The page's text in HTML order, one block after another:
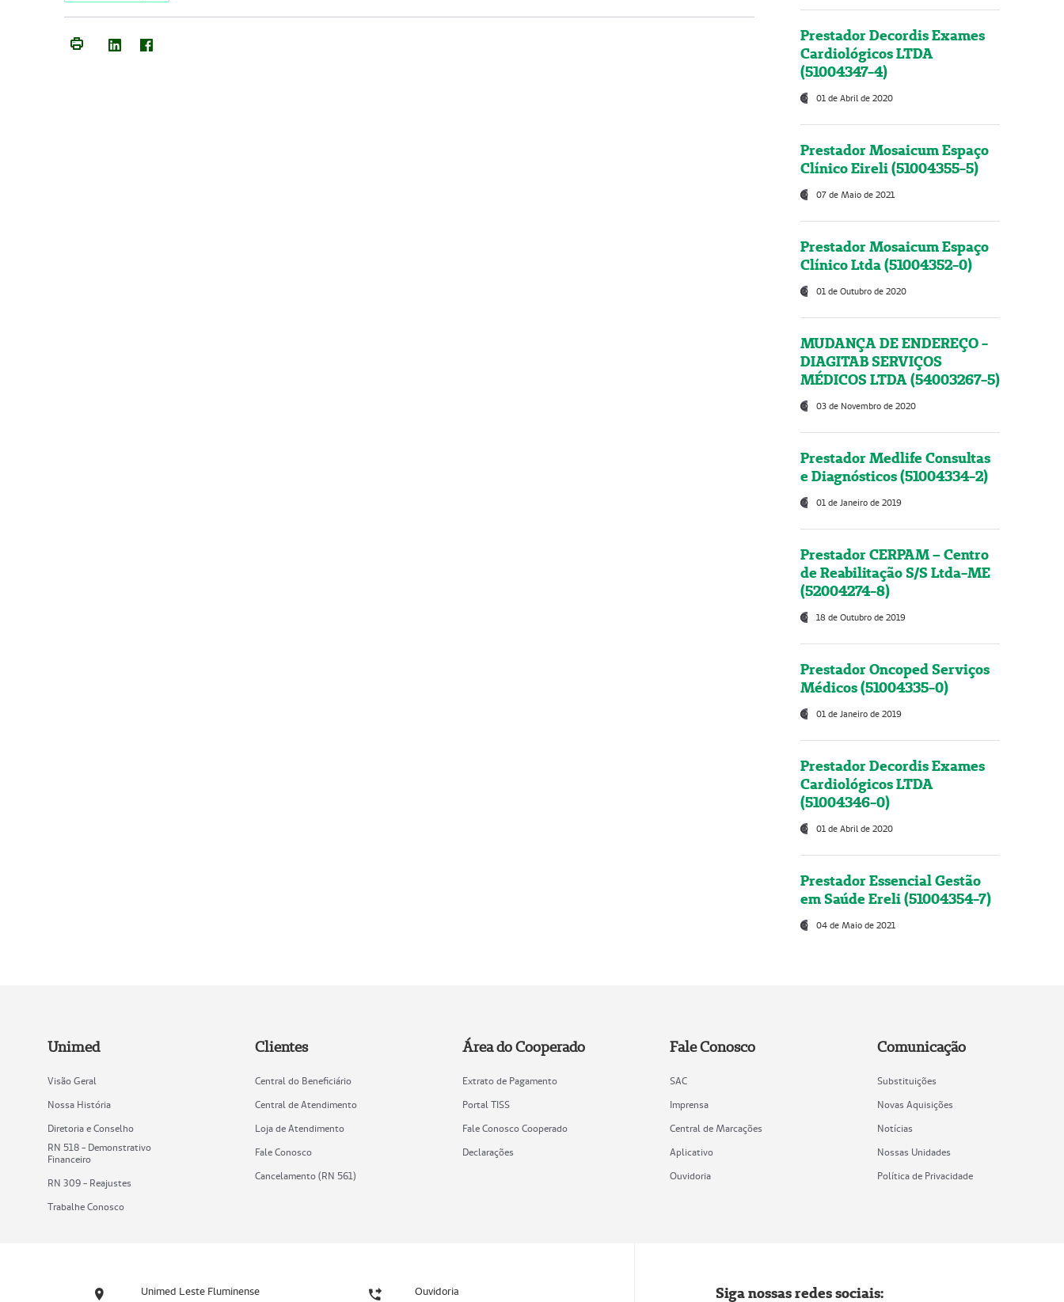
Prestador Decordis Exames
Cardiológicos LTDA
(51004347-4)
01 de Abril de 2020
Prestador Mosaicum Espaço
Clínico Eireli (51004355-5)
07 de Maio de 2021
Prestador Mosaicum Espaço
Clínico Ltda (51004352-0)
01 de Outubro de 2020
MUDANÇA DE ENDEREÇO -
DIAGITAB SERVIÇOS
MÉDICOS LTDA (54003267-5)
03 de Novembro de 2020
Prestador Medlife Consultas
e Diagnósticos (51004334-2)
01 de Janeiro de 2019
Prestador CERPAM – Centro
de Reabilitação S/S Ltda-ME
(52004274-8)
18 de Outubro de 2019
Prestador Oncoped Serviços
Médicos (51004335-0)
01 de Janeiro de 2019
Prestador Decordis Exames
Cardiológicos LTDA
(51004346-0)
01 de Abril de 2020
Prestador Essencial Gestão
em Saúde Ereli (51004354-7)
04 de Maio de 2021
Unimed
Visão Geral
Nossa História
Diretoria e Conselho
RN 518 - Demonstrativo
Financeiro
RN 309 - Reajustes
Trabalhe Conosco
Clientes
Central do Beneficiário
Central de Atendimento
Loja de Atendimento
Fale Conosco
Cancelamento (RN 561)
Área do Cooperado
Extrato de Pagamento
Portal TISS
Fale Conosco Cooperado
Declarações
Fale Conosco
SAC
Imprensa
Central de Marcações
Aplicativo
Ouvidoria
Comunicação
Substituições
Novas Aquisições
Notícias
Nossas Unidades
Política de Privacidade
Unimed Leste Fluminense Ouvidoria Siga nossas redes sociais: